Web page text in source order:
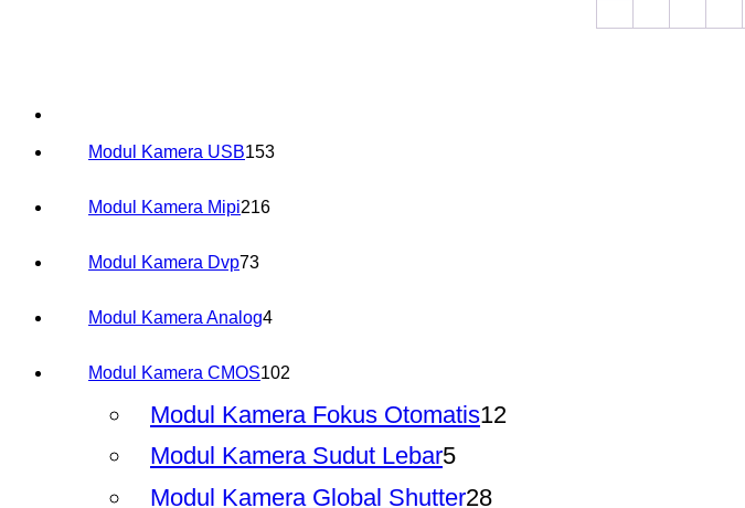
Modul Kamera USB153153
Modul Kamera Mipi216216
Modul Kamera Dvp7373
Modul Kamera Analog44
Modul Kamera CMOS102
Modul Kamera Fokus Otomatis12
Modul Kamera Sudut Lebar55
Produk
Modul Kamera Global Shutter2828